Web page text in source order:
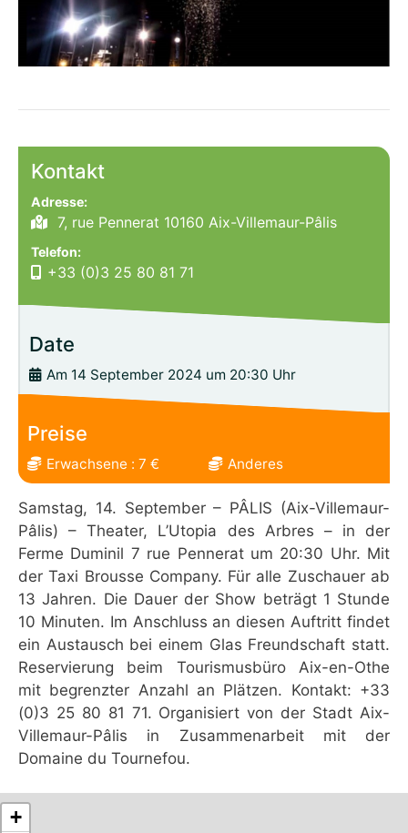
Kontakt
Adresse:
7, rue Pennerat 10160 Aix-Villemaur-Pâlis
Telefon:
+33 (0)3 25 80 81 71
Date
Am 14 September 2024 um 20:30 Uhr
Preise
Erwachsene : 7 € Anderes
Samstag, 14. September – PÂLIS (Aix-Villemaur-
Pâlis) – Theater, L’Utopia des Arbres – in der
Ferme Duminil 7 rue Pennerat um 20:30 Uhr. Mit
der Taxi Brousse Company. Für alle Zuschauer ab
13 Jahren. Die Dauer der Show beträgt 1 Stunde
10 Minuten. Im Anschluss an diesen Auftritt findet
ein Austausch bei einem Glas Freundschaft statt.
Reservierung beim Tourismusbüro Aix-en-Othe
mit begrenzter Anzahl an Plätzen. Kontakt: +33
(0)3 25 80 81 71. Organisiert von der Stadt Aix-
Villemaur-Pâlis in Zusammenarbeit mit der
Domaine du Tournefou.
+